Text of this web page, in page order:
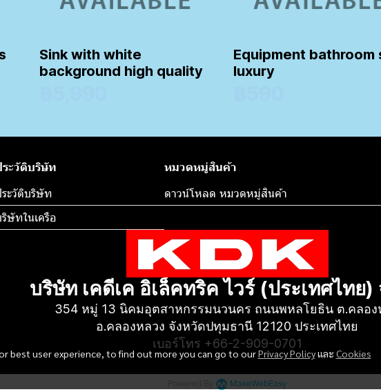
Sink with white
background high quality
Equipment bathroom
luxury
best user experience, to find out more you can go to ourPrivacy Policyและ Cookies
ะวัติบริษัท
ะวัติบริษัท
ษัทในเครือ
หมวดหมู่สินค้า
ดาวน์โหลด หมวดหมู่สินค้า
บริษัท เคดีเค อิเล็คทริค ไวร์ (ประเทศไทย)
354 หมู่ 13 นิคมอุตสาหกรรมนวนคร ถนนพหลโยธิน ต.คลอง
อ.คลองหลวง จังหวัดปทุมธานี 12120 ประเทศไทย
เบอร์โทร +66-2-909-0701
MakeWebEasy